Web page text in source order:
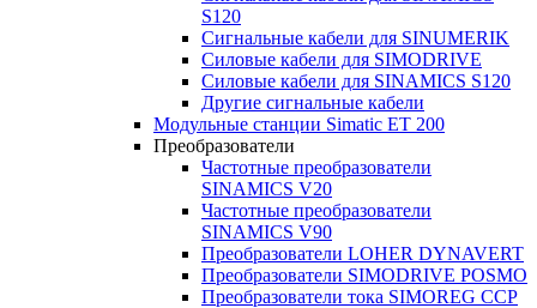
S120
Сигнальные кабели для SINUMERIK
Силовые кабели для SIMODRIVE
Силовые кабели для SINAMICS S120
Другие сигнальные кабели
Модульные станции Simatic ET 200
Преобразователи
Частотные преобразователи
SINAMICS V20
Частотные преобразователи
SINAMICS V90
Преобразователи LOHER DYNAVERT
Преобразователи SIMODRIVE POSMO
Преобразователи тока SIMOREG CCP